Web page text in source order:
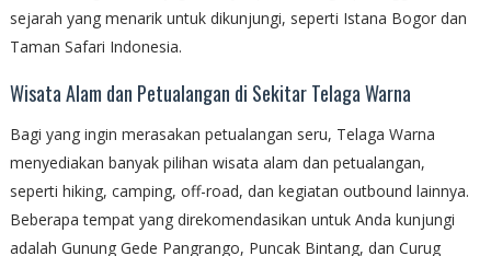
sejarah yang menarik untuk dikunjungi, seperti Istana Bogor dan
Taman Safari Indonesia.
Wisata Alam dan Petualangan di Sekitar Telaga Warna
Bagi yang ingin merasakan petualangan seru, Telaga Warna
menyediakan banyak pilihan wisata alam dan petualangan,
seperti hiking, camping, off-road, dan kegiatan outbound lainnya.
Beberapa tempat yang direkomendasikan untuk Anda kunjungi
adalah Gunung Gede Pangrango, Puncak Bintang, dan Curug